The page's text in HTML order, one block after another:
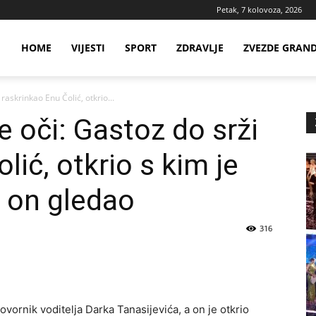
Petak, 7 kolovoza, 2026
HOME VIJESTI SPORT ZDRAVLJE ZVEZDE
Enu Čolić, otkrio...
oči: Gastoz do srži
otkrio s kim je
gledao
316
voditelja Darka Tanasijevića, a on je otkrio